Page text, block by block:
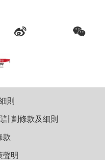
則
計劃條款及細則
款
聲明